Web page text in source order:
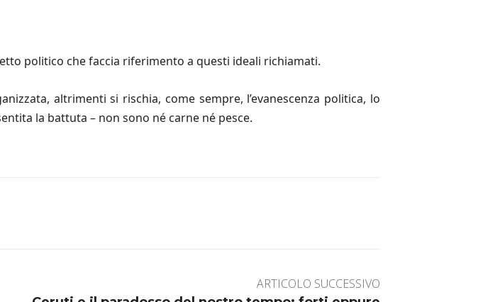
politico che faccia riferimento a questi ideali richiamati.
altrimenti si rischia, come sempre, l’evanescenza politica, lo
la battuta – non sono né carne né pesce.
ARTICOLO SUCCESSIVO